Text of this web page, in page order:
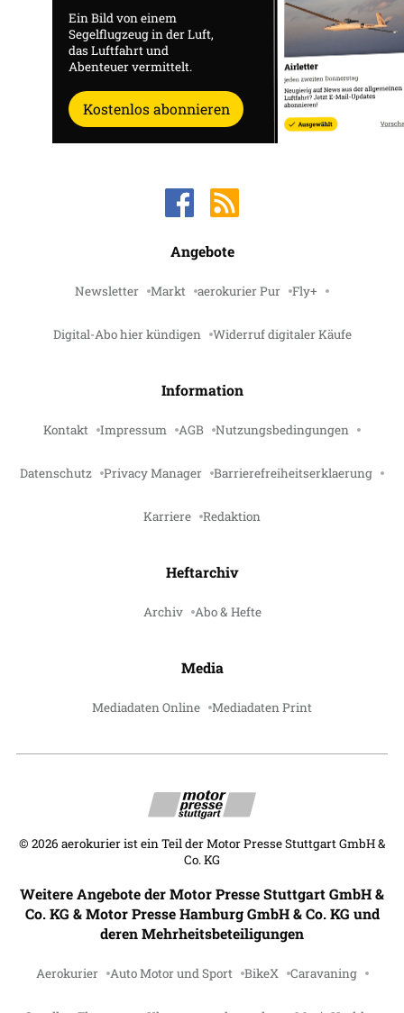
Ein Bild von einem
Segelflugzeug in der Luft,
das Luftfahrt und
Abenteuer vermittelt.
Kostenlos abonnieren
Angebote
Newsletter Markt aerokurier Pur Fly+
Digital-Abo hier kündigen Widerruf digitaler Käufe
Information
Kontakt Impressum AGB Nutzungsbedingungen
Datenschutz Privacy Manager Barrierefreiheitserklaerung
Karriere Redaktion
Heftarchiv
Archiv Abo & Hefte
Media
Mediadaten Online Mediadaten Print
© 2026 aerokurier ist ein Teil der Motor Presse Stuttgart GmbH &
Co. KG
Weitere Angebote der Motor Presse Stuttgart GmbH &
Co. KG & Motor Presse Hamburg GmbH & Co. KG und
deren Mehrheitsbeteiligungen
Aerokurier Auto Motor und Sport BikeX Caravaning